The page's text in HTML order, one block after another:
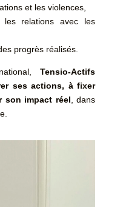
et les violences,
les relations avec les
progrès réalisés.
Tensio-Actifs
ses actions, à fixer
son impact réel , dans